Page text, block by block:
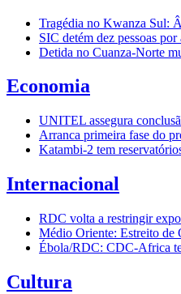
Tragédia no Kwanza Sul:
SIC detém dez pessoas
Detida no Cuanza-Norte
Economia
UNITEL assegura
Arranca primeira fase do
Katambi-2 tem
Internacional
RDC volta a restringir
Médio Oriente: Estreito de
Ébola/RDC: CDC-Africa
Cultura